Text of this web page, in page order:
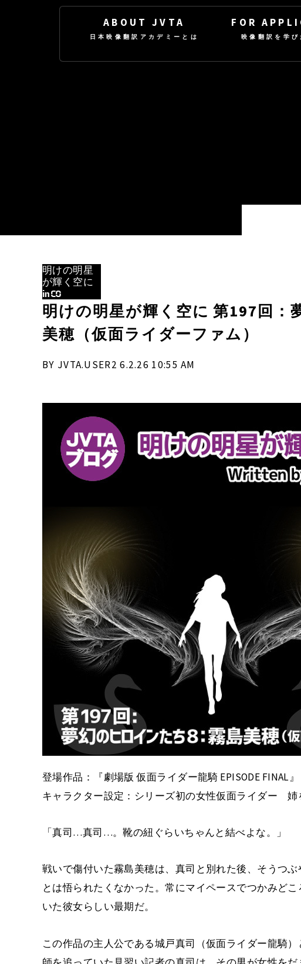
ABOUT JVTA
日本映像翻訳アカデミーとは
FOR
映像翻訳を学び
明けの明星
が輝く空に
inCO
明けの明星が輝く空に 第197回：
美穂（仮面ライダーファム）
BY JVTA.USER2 6.2.26 10:55 AM
登場作品：『劇場版 仮面ライダー龍騎 EPISODE FINAL』
キャラクター設定：シリーズ初の女性仮面ライダー 姉
「真司…真司…。靴の紐ぐらいちゃんと結べよな。」
戦いで傷付いた霧島美穂は、真司と別れた後、そうつ
とは悟られたくなかった。常にマイペースでつかみど
いた彼女らしい最期だ。
この作品の主人公である城戸真司（仮面ライダー龍騎